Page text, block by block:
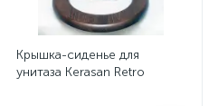
Крышка-сиденье для
унитаза Kerasan Retro